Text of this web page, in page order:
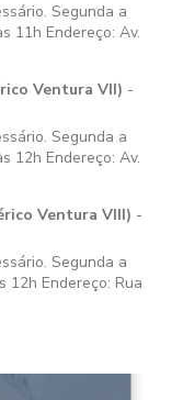
Segunda a
11h Endereço: Av.
Ventura VII) -
Segunda a
12h Endereço: Av.
Ventura VIII) -
Segunda a
12h Endereço: Rua